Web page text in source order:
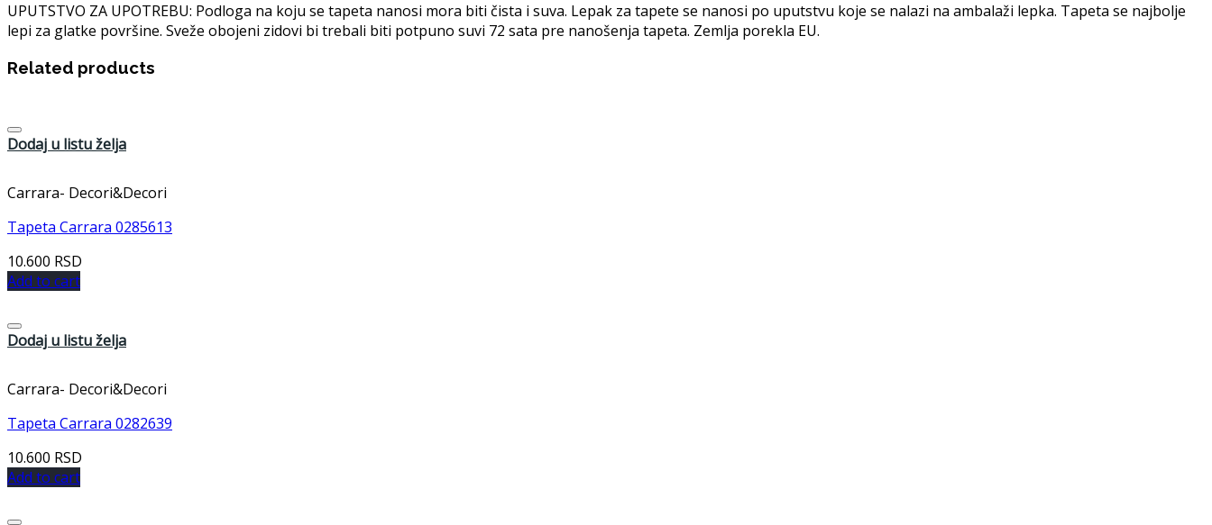
UPUTSTVO ZA UPOTREBU: Podloga na koju se tapeta nanosi mora biti čista i suva. Lepak za tapete se nanosi po uputstvu koje se nalazi na ambalaži lepka. Tapeta se najbolje
lepi za glatke površine. Sveže obojeni zidovi bi trebali biti potpuno suvi 72 sata pre nanošenja tapeta. Zemlja porekla EU.
Related products
Dodaj u listu želja
Carrara- Decori&Decori
Tapeta Carrara 0285613
10.600 RSD
Add to cart
Dodaj u listu želja
Carrara- Decori&Decori
Tapeta Carrara 0282639
10.600 RSD
Add to cart